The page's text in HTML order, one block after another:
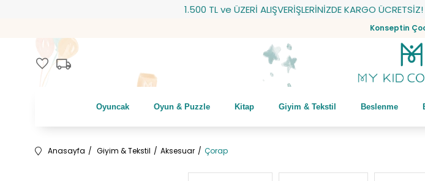
1.500 TL ve ÜZERİ ALIŞVERİŞLERİNİZDE KARGO ÜCRETSİZ!
Konseptin
favorite local_shipping
Oyuncak Oyun & Puzzle Kitap Giyim & Tekstil Beslenme
Anasayfa Giyim & Tekstil Aksesuar Çorap